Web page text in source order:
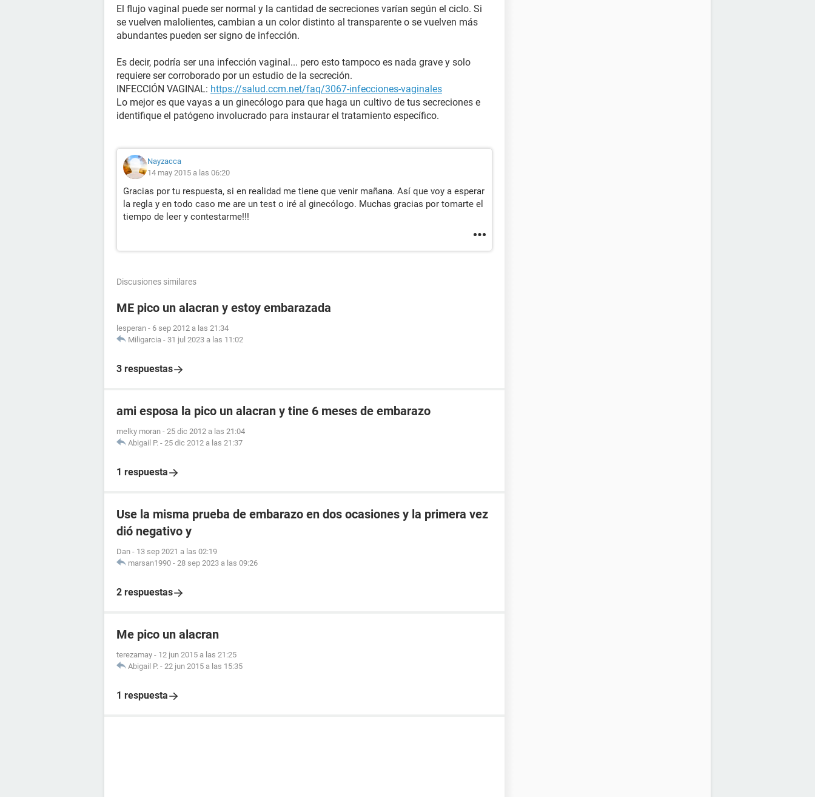
El flujo vaginal puede ser normal y la cantidad de secreciones varían según el ciclo. Si
se vuelven malolientes, cambian a un color distinto al transparente o se vuelven más
abundantes pueden ser signo de infección.
Es decir, podría ser una infección vaginal... pero esto tampoco es nada grave y solo
requiere ser corroborado por un estudio de la secreción.
INFECCIÓN VAGINAL: https://salud.ccm.net/faq/3067-infecciones-vaginales
Lo mejor es que vayas a un ginecólogo para que haga un cultivo de tus secreciones e
identifique el patógeno involucrado para instaurar el tratamiento específico.
Nayzacca
14 may 2015 a las 06:20
Gracias por tu respuesta, si en realidad me tiene que venir mañana. Así que voy a esperar
la regla y en todo caso me are un test o iré al ginecólogo. Muchas gracias por tomarte el
tiempo de leer y contestarme!!!
Discusiones similares
ME pico un alacran y estoy embarazada
lesperan - 6 sep 2012 a las 21:34
Miligarcia - 31 jul 2023 a las 11:02
3 respuestas
ami esposa la pico un alacran y tine 6 meses de embarazo
melky moran - 25 dic 2012 a las 21:04
Abigail P. - 25 dic 2012 a las 21:37
1 respuesta
Use la misma prueba de embarazo en dos ocasiones y la primera vez
dió negativo y
Dan - 13 sep 2021 a las 02:19
marsan1990 - 28 sep 2023 a las 09:26
2 respuestas
Me pico un alacran
terezamay - 12 jun 2015 a las 21:25
Abigail P. - 22 jun 2015 a las 15:35
1 respuesta